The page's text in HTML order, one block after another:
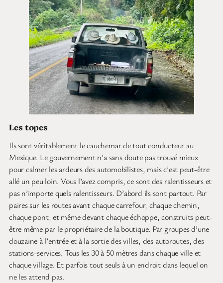
Les topes
Ils sont véritablement le cauchemar de tout conducteur au
Mexique. Le gouvernement n’a sans doute pas trouvé mieux
pour calmer les ardeurs des automobilistes, mais c’est peut-être
allé un peu loin. Vous l’avez compris, ce sont des ralentisseurs et
pas n’importe quels ralentisseurs. D’abord ils sont partout. Par
paires sur les routes avant chaque carrefour, chaque chemin,
chaque pont, et même devant chaque échoppe, construits peut-
être même par le propriétaire de la boutique. Par groupes d’une
douzaine à l’entrée et à la sortie des villes, des autoroutes, des
stations-services. Tous les 30 à 50 mètres dans chaque ville et
chaque village. Et parfois tout seuls à un endroit dans lequel on
ne les attend pas.